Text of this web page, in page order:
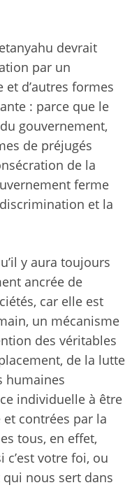
devrait
par un
d’autres formes
: parce que le
gouvernement,
de préjugés
de la
ferme
et la
y aura toujours
ancrée de
car elle est
un mécanisme
des véritables
de la lutte
humaines
individuelle à être
et contrées par la
tous, en effet,
c’est votre foi, ou
nous sert dans